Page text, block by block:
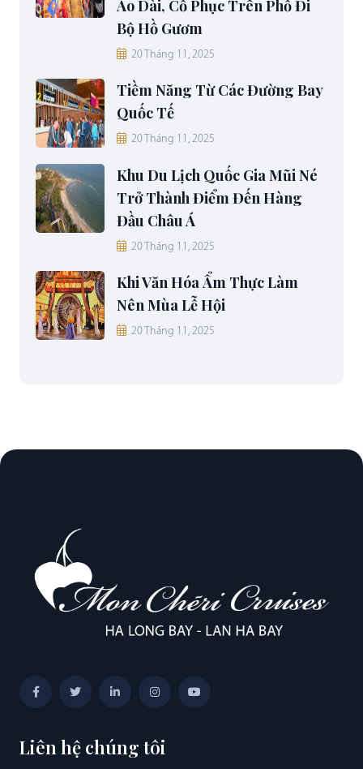
Áo Dài, Cổ Phục Trên Phố Đi
Bộ Hồ Gươm
20 Tháng 11, 2025
Tiềm Năng Từ Các Đường Bay
Quốc Tế
20 Tháng 11, 2025
Khu Du Lịch Quốc Gia Mũi Né
Trở Thành Điểm Đến Hàng
Đầu Châu Á
20 Tháng 11, 2025
Khi Văn Hóa Ẩm Thực Làm
Nên Mùa Lễ Hội
20 Tháng 11, 2025
Liên hệ chúng tôi